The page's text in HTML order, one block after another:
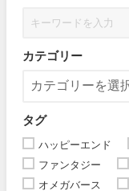
カテゴリー
タグ
ハッピーエンド
ファンタジー
オメガバース